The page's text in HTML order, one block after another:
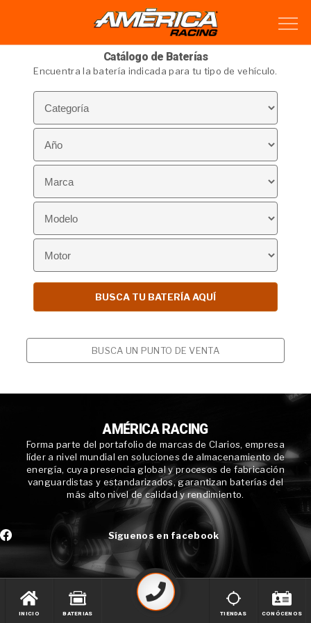
Catálogo de Baterías
Encuentra la batería indicada para tu tipo de vehículo.
BUSCA UN PUNTO DE VENTA
AMÉRICA RACING
Forma parte del portafolio de marcas de Clarios, empresa
líder a nivel mundial en soluciones de almacenamiento de
energía, cuya presencia global y procesos de fabricación
vanguardistas y estandarizados, garantizan baterías del
más alto nivel de calidad y rendimiento.
Síguenos en facebook
INICIO BATERIAS TIENDAS CONÓCENOS